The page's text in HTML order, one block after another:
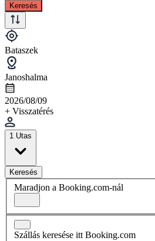
Keresés
Bataszek
Janoshalma
2026/08/09
+ Visszatérés
1 Utas
Keresés
Maradjon a Booking.com-nál
Szállás keresése itt Booking.com